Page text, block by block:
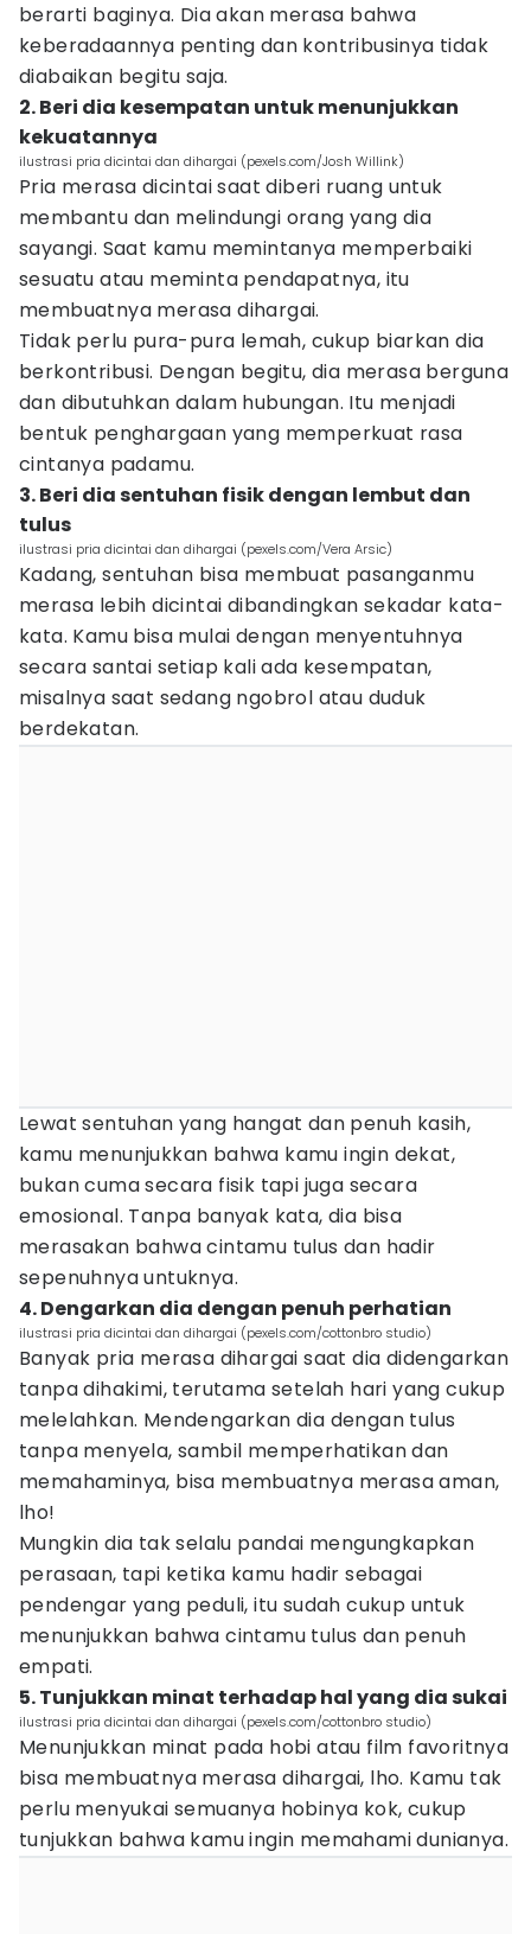
berarti baginya. Dia akan merasa bahwa
keberadaannya penting dan kontribusinya tidak
diabaikan begitu saja.
2. Beri dia kesempatan untuk menunjukkan
kekuatannya
ilustrasi pria dicintai dan dihargai (pexels.com/Josh Willink)
Pria merasa dicintai saat diberi ruang untuk
membantu dan melindungi orang yang dia
sayangi. Saat kamu memintanya memperbaiki
sesuatu atau meminta pendapatnya, itu
membuatnya merasa dihargai.
Tidak perlu pura-pura lemah, cukup biarkan dia
berkontribusi. Dengan begitu, dia merasa berguna
dan dibutuhkan dalam hubungan. Itu menjadi
bentuk penghargaan yang memperkuat rasa
cintanya padamu.
3. Beri dia sentuhan fisik dengan lembut dan
tulus
ilustrasi pria dicintai dan dihargai (pexels.com/Vera Arsic)
Kadang, sentuhan bisa membuat pasanganmu
merasa lebih dicintai dibandingkan sekadar kata-
kata. Kamu bisa mulai dengan menyentuhnya
secara santai setiap kali ada kesempatan,
misalnya saat sedang ngobrol atau duduk
berdekatan.
Lewat sentuhan yang hangat dan penuh kasih,
kamu menunjukkan bahwa kamu ingin dekat,
bukan cuma secara fisik tapi juga secara
emosional. Tanpa banyak kata, dia bisa
merasakan bahwa cintamu tulus dan hadir
sepenuhnya untuknya.
4. Dengarkan dia dengan penuh perhatian
ilustrasi pria dicintai dan dihargai (pexels.com/cottonbro studio)
Banyak pria merasa dihargai saat dia didengarkan
tanpa dihakimi, terutama setelah hari yang cukup
melelahkan. Mendengarkan dia dengan tulus
tanpa menyela, sambil memperhatikan dan
memahaminya, bisa membuatnya merasa aman,
lho!
Mungkin dia tak selalu pandai mengungkapkan
perasaan, tapi ketika kamu hadir sebagai
pendengar yang peduli, itu sudah cukup untuk
menunjukkan bahwa cintamu tulus dan penuh
empati.
5. Tunjukkan minat terhadap hal yang dia sukai
ilustrasi pria dicintai dan dihargai (pexels.com/cottonbro studio)
Menunjukkan minat pada hobi atau film favoritnya
bisa membuatnya merasa dihargai, lho. Kamu tak
perlu menyukai semuanya hobinya kok, cukup
tunjukkan bahwa kamu ingin memahami dunianya.